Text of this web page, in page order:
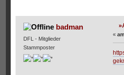
badman
DFL - Mitglieder
Stammposter
«